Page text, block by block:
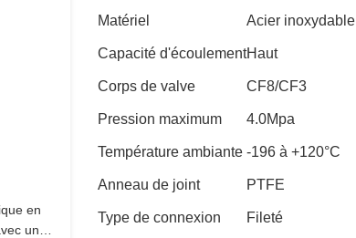
en
une
Matériel Acier inoxydable
Capacité d'écoulementHaut
Corps de valve CF8/CF3
Pression maximum 4.0Mpa
Température ambiante -196 à +120°C
Anneau de joint PTFE
Type de connexion Fileté